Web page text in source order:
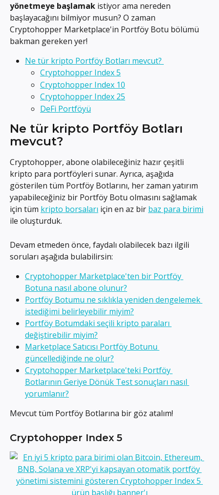
yönetmeye başlamak istiyor ama nereden
başlayacağını bilmiyor musun? O zaman
Cryptohopper Marketplace'in Portföy Botu bölümü
bakman gereken yer!
Ne tür kripto Portföy Botları mevcut?
Cryptohopper Index 5
Cryptohopper Index 10
Cryptohopper Index 25
DeFi Portföyü
Ne tür kripto Portföy Botları
mevcut?
Cryptohopper, abone olabileceğiniz hazır çeşitli
kripto para portföyleri sunar. Ayrıca, aşağıda
gösterilen tüm Portföy Botlarını, her zaman yatırım
yapabileceğiniz bir Portföy Botu olmasını sağlamak
için tüm kripto borsaları için en az bir baz para birimi
ile oluşturduk.
Devam etmeden önce, faydalı olabilecek bazı ilgili
soruları aşağıda bulabilirsin:
Cryptohopper Marketplace'ten bir Portföy
Botuna nasıl abone olunur?
Portföy Botumu ne sıklıkla yeniden dengelemek
istediğimi belirleyebilir miyim?
Portföy Botumdaki seçili kripto paraları
değiştirebilir miyim?
Marketplace Satıcısı Portföy Botunu
güncellediğinde ne olur?
Cryptohopper Marketplace'teki Portföy
Botlarının Geriye Dönük Test sonuçları nasıl
yorumlanır?
Mevcut tüm Portföy Botlarına bir göz atalım!
Cryptohopper Index 5